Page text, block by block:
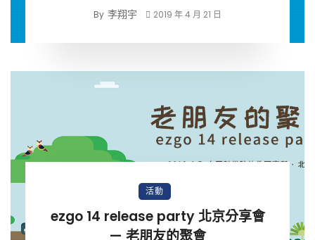
By 李翔宇 2019 年 4 月 21 日
活動
ezgo 14 release party 北京分享會
— 老朋友的聚會